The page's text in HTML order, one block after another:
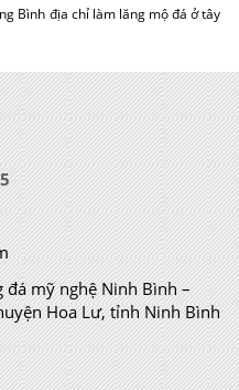
Bình địa chỉ làm lăng mộ đá ở tây
mỹ nghệ Ninh Bình –
Hoa Lư, tỉnh Ninh Bình